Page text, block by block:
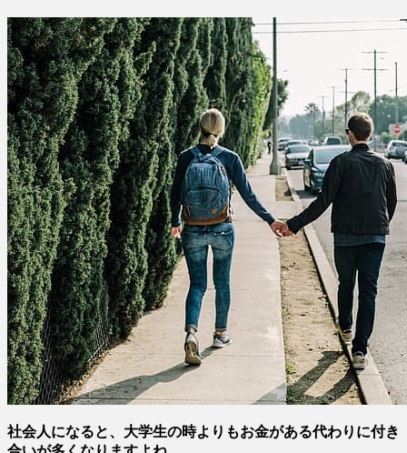
社会人になると、大学生の時よりもお金がある代わりに付き